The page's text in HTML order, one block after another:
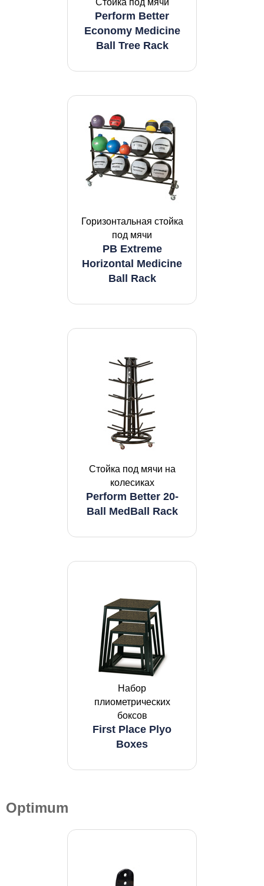
Стойка под мячи
Perform Better
Economy Medicine
Ball Tree Rack
Горизонтальная стойка
под мячи
PB Extreme
Horizontal Medicine
Ball Rack
Стойка под мячи на
колесиках
Perform Better 20-
Ball MedBall Rack
Набор
плиометрических
боксов
First Place Plyo
Boxes
Optimum